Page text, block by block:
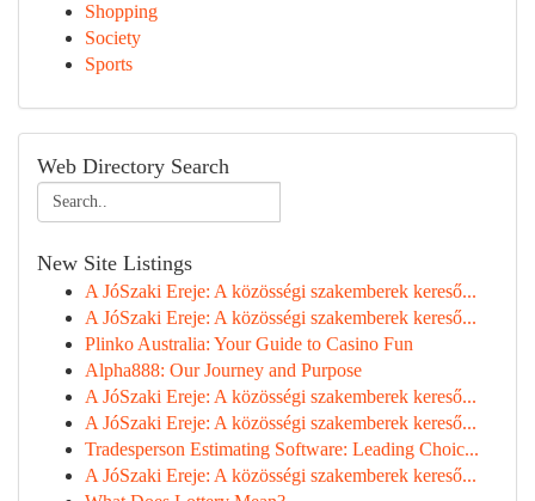
Shopping
Society
Sports
Web Directory Search
New Site Listings
A JóSzaki Ereje: A közösségi szakemberek kereső...
A JóSzaki Ereje: A közösségi szakemberek kereső...
Plinko Australia: Your Guide to Casino Fun
Alpha888: Our Journey and Purpose
A JóSzaki Ereje: A közösségi szakemberek kereső...
A JóSzaki Ereje: A közösségi szakemberek kereső...
Tradesperson Estimating Software: Leading Choic...
A JóSzaki Ereje: A közösségi szakemberek kereső...